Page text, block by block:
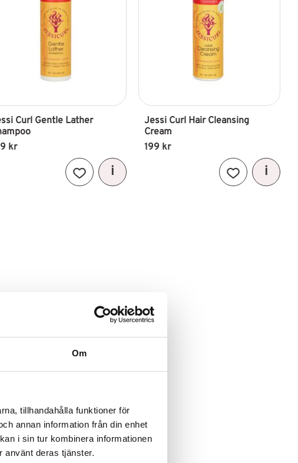
Om
tillhandahålla funktioner för
annan information från din enhet
i sin tur kombinera informationen
använt deras tjänster.
Curl Gentle Lather
kr
Lägg till i favoriter
Jessi Curl Hair Cleansing
Cream
199 kr
Lägg till i